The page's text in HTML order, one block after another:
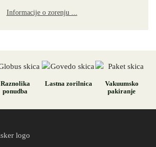
Informacije o zorenju ...
Raznolika
ponudba
Lastna zorilnica
Vakuumsko
pakiranje